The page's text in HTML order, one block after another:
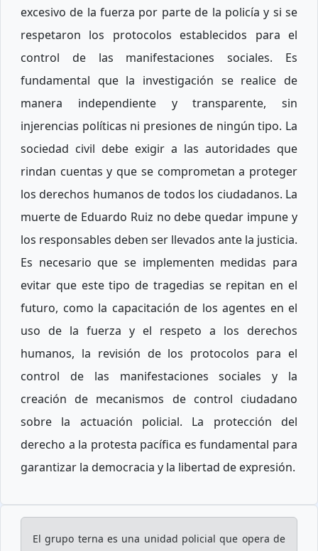
excesivo de la fuerza por parte de la policía y si se
respetaron los protocolos establecidos para el
control de las manifestaciones sociales. Es
fundamental que la investigación se realice de
manera independiente y transparente, sin
injerencias políticas ni presiones de ningún tipo. La
sociedad civil debe exigir a las autoridades que
rindan cuentas y que se comprometan a proteger
los derechos humanos de todos los ciudadanos. La
muerte de Eduardo Ruiz no debe quedar impune y
los responsables deben ser llevados ante la justicia.
Es necesario que se implementen medidas para
evitar que este tipo de tragedias se repitan en el
futuro, como la capacitación de los agentes en el
uso de la fuerza y el respeto a los derechos
humanos, la revisión de los protocolos para el
control de las manifestaciones sociales y la
creación de mecanismos de control ciudadano
sobre la actuación policial. La protección del
derecho a la protesta pacífica es fundamental para
garantizar la democracia y la libertad de expresión.
El grupo terna es una unidad policial que opera de